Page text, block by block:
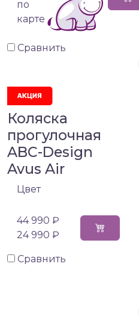
по
карте
Сравнить
Коляска
прогулочная
ABC-Design
Avus Air
Цвет
44 990 ₽
24 990 ₽
Сравнить